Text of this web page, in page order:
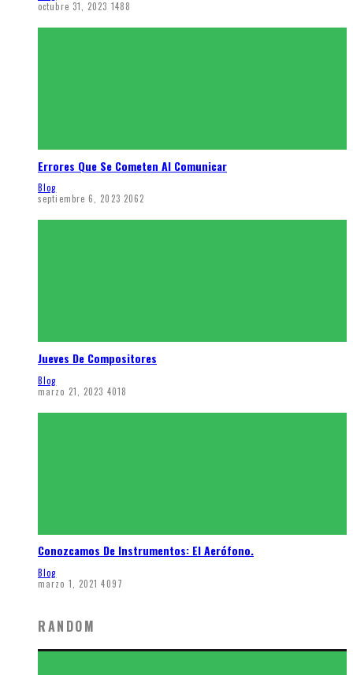
octubre 31, 2023 1488
Errores Que Se Cometen Al Comunicar
Blog
septiembre 6, 2023 2062
Jueves De Compositores
Blog
marzo 21, 2023 4018
Conozcamos De Instrumentos: El Aerófono.
Blog
marzo 1, 2021 4097
RANDOM